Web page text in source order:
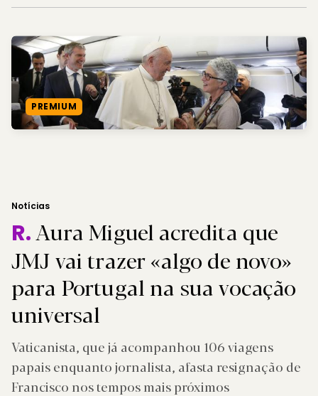
PREMIUM
Notícias
R.Aura Miguel acredita que
JMJ vai trazer «algo de novo»
para Portugal na sua vocação
universal
Vaticanista, que já acompanhou 106 viagens
papais enquanto jornalista, afasta resignação de
Francisco nos tempos mais próximos